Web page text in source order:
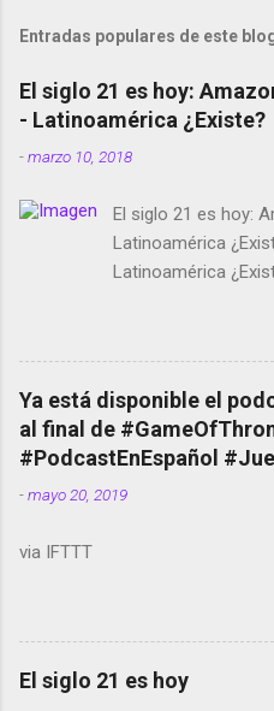
Entradas populares de este
El siglo 21 es hoy:
- Latinoamérica ¿Existe?
-marzo 10, 2018
El siglo 21 es hoy:
Latinoamérica
Latinoamérica
temporada de
cuentas
copyright en
red social Riddley
película Francisco
smartphone en sus
Media GoBee -
Live Photos en
Dictados en
Ya está disponible el
al final de
#PodcastEnEspañol
-mayo 20, 2019
via IFTTT
El siglo 21 es hoy